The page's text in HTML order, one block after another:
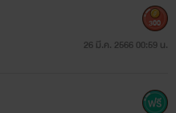
ใช่มั้ยกูจัดให้!!!"
26 มี.ค. 2566 00:59 น.
300